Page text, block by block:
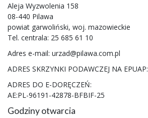
Aleja Wyzwolenia 158
08-440 Pilawa
powiat garwoliński, woj. mazowieckie
Tel. centrala: 25 685 61 10
Adres e-mail: urzad@pilawa.com.pl
ADRES SKRZYNKI PODAWCZEJ NA EPUAP:
ADRES DO E-DORĘCZEŃ:
AE:PL-96191-42878-BFBIF-25
Godziny otwarcia